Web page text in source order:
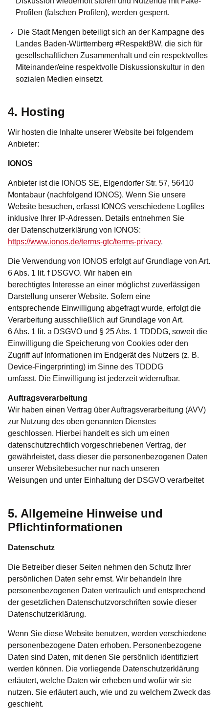
Profilen (falschen Profilen), werden gesperrt.
Die Stadt Mengen beteiligt sich an der Kampagne des
Landes Baden-Württemberg #RespektBW, die sich für
gesellschaftlichen Zusammenhalt und ein respektvolles
Miteinander/eine respektvolle Diskussionskultur in den
sozialen Medien einsetzt.
4. Hosting
Wir hosten die Inhalte unserer Website bei folgendem
Anbieter:
IONOS
Anbieter ist die IONOS SE, Elgendorfer Str. 57, 56410
Montabaur (nachfolgend IONOS). Wenn Sie unsere
Website besuchen, erfasst IONOS verschiedene Logfiles
inklusive Ihrer IP-Adressen. Details entnehmen Sie
der Datenschutzerklärung von IONOS:
https://www.ionos.de/terms-gtc/terms-privacy.
Die Verwendung von IONOS erfolgt auf Grundlage von Art.
6 Abs. 1 lit. f DSGVO. Wir haben ein
berechtigtes Interesse an einer möglichst zuverlässigen
Darstellung unserer Website. Sofern eine
entsprechende Einwilligung abgefragt wurde, erfolgt die
Verarbeitung ausschließlich auf Grundlage von Art.
6 Abs. 1 lit. a DSGVO und § 25 Abs. 1 TDDDG, soweit die
Einwilligung die Speicherung von Cookies oder den
Zugriff auf Informationen im Endgerät des Nutzers (z. B.
Device-Fingerprinting) im Sinne des TDDDG
umfasst. Die Einwilligung ist jederzeit widerrufbar.
Auftragsverarbeitung
Wir haben einen Vertrag über Auftragsverarbeitung (AVV)
zur Nutzung des oben genannten Dienstes
geschlossen. Hierbei handelt es sich um einen
datenschutzrechtlich vorgeschriebenen Vertrag, der
gewährleistet, dass dieser die personenbezogenen Daten
unserer Websitebesucher nur nach unseren
Weisungen und unter Einhaltung der DSGVO verarbeitet
5. Allgemeine Hinweise und
Pflichtinformationen
Datenschutz
Die Betreiber dieser Seiten nehmen den Schutz Ihrer
persönlichen Daten sehr ernst. Wir behandeln Ihre
personenbezogenen Daten vertraulich und entsprechend
der gesetzlichen Datenschutzvorschriften sowie dieser
Datenschutzerklärung.
Wenn Sie diese Website benutzen, werden verschiedene
personenbezogene Daten erhoben. Personenbezogene
Daten sind Daten, mit denen Sie persönlich identifiziert
werden können. Die vorliegende Datenschutzerklärung
erläutert, welche Daten wir erheben und wofür wir sie
nutzen. Sie erläutert auch, wie und zu welchem Zweck das
geschieht.